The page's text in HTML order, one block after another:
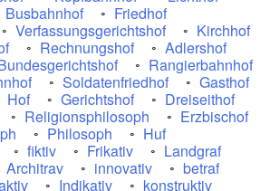
Busbahnhof
Friedhof
Verfassungsgerichtshof
Kirchhof
Rechnungshof
Adlershof
Rangierbahnhof
Soldatenfriedhof
Gasthof
Hof Gerichtshof
Dreiseithof
Religionsphilosoph
Erzbischof
Philosoph
Huf
fiktiv Frikativ
Landgraf
Architrav innovativ
betraf
Indikativ konstruktiv